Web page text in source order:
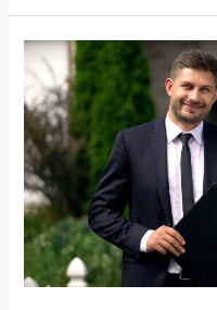
Der
Berufsalltag
eines
Maklers